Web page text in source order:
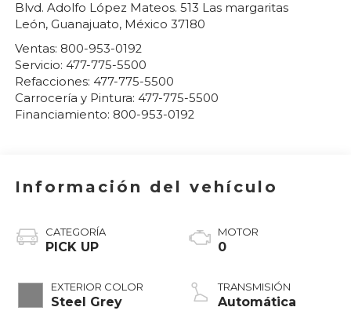
Blvd. Adolfo López Mateos. 513 Las margaritas
León, Guanajuato, México 37180
Ventas: 800-953-0192
Servicio: 477-775-5500
Refacciones: 477-775-5500
Carrocería y Pintura: 477-775-5500
Financiamiento: 800-953-0192
Información del vehículo
CATEGORÍA
PICK UP
EXTERIOR COLOR
Steel Grey
MOTOR
0
TRANSMISIÓN
Automática